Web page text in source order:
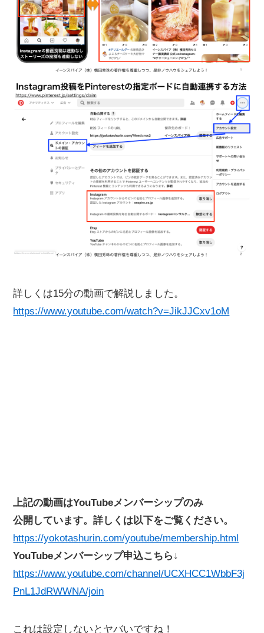
詳しくは15分の動画で解説しました。
https://www.youtube.com/watch?v=JikJJCxv1oM
上記の動画はYouTubeメンバーシップのみ
公開しています。詳しくは以下をご覧ください。
https://yokotashurin.com/youtube/membership.html
YouTubeメンバーシップ申込こちら↓
https://www.youtube.com/channel/UCXHCC1WbbF3j
PnL1JdRWWNA/join
これは設定しないとヤバいですね！